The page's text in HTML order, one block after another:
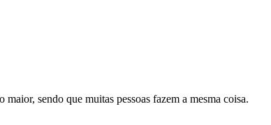
sendo que muitas pessoas fazem a mesma coisa.